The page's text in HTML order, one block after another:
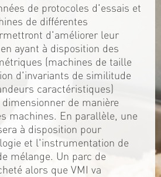
de protocoles d'essais et
de différentes
d'améliorer leur
ayant à disposition des
(machines de taille
d'invariants de similitude
caractéristiques)
de manière
machines. En parallèle, une
à disposition pour
et l'instrumentation de
mélange. Un parc de
alors que VMI va